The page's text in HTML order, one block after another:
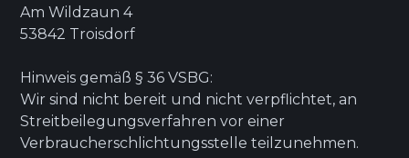
Am Wildzaun 4
53842 Troisdorf
Hinweis gemäß § 36 VSBG:
Wir sind nicht bereit und nicht verpflichtet, an
Streitbeilegungsverfahren vor einer
Verbraucherschlichtungsstelle teilzunehmen.